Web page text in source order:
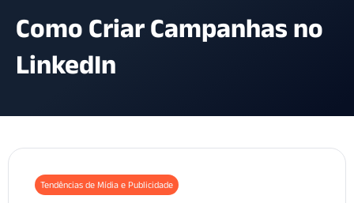
Como Criar Campanhas no
LinkedIn
Tendências de Mídia e Publicidade